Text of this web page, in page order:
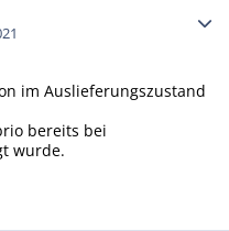
im Auslieferungszustand
bereits bei
wurde.